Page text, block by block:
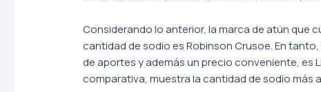
Considerando lo anterior, la marca de atún que
cantidad de sodio es Robinson Crusoe. En
de aportes y además un precio conveniente, es
comparativa, muestra la cantidad de sodio más